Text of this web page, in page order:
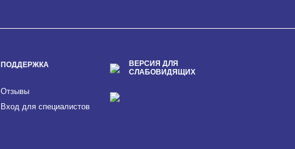
ПОДДЕРЖКА
Отзывы
Вход для специалистов
ВЕРСИЯ ДЛЯ
СЛАБОВИДЯЩИХ